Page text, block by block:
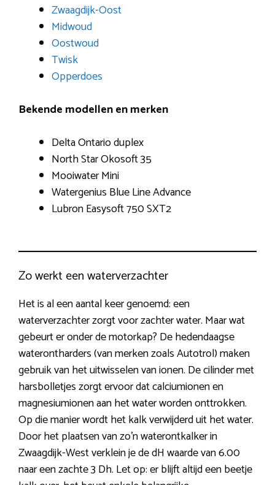
Zwaagdijk-Oost
Midwoud
Oostwoud
Twisk
Opperdoes
Bekende modellen en merken
Delta Ontario duplex
North Star Okosoft 35
Mooiwater Mini
Watergenius Blue Line Advance
Lubron Easysoft 750 SXT2
Zo werkt een waterverzachter
Het is al een aantal keer genoemd: een
waterverzachter zorgt voor zachter water. Maar wat
gebeurt er onder de motorkap? De hedendaagse
waterontharders (van merken zoals Autotrol) maken
gebruik van het uitwisselen van ionen. De cilinder met
harsbolletjes zorgt ervoor dat calciumionen en
magnesiumionen aan het water worden onttrokken.
Op die manier wordt het kalk verwijderd uit het water.
Door het plaatsen van zo’n waterontkalker in
Zwaagdijk-West verklein je de dH waarde van 6.00
naar een zachte 3 Dh. Let op: er blijft altijd een beetje